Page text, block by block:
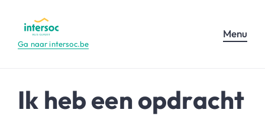
Ga naar intersoc.be
Menu
Ik heb een opdracht